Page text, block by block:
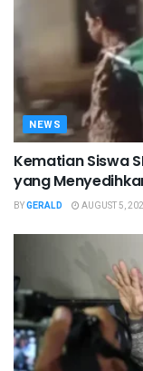
NEWS
Kematian Siswa
yang
BYGERALD AUGUST 5,